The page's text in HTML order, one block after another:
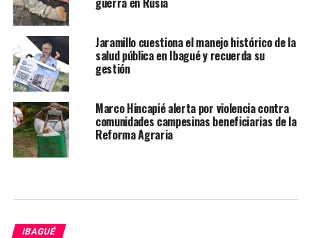
Jaramillo cuestiona el manejo histórico de la
salud pública en Ibagué y recuerda su
gestión
Marco Hincapié alerta por violencia contra
comunidades campesinas beneficiarias de la
Reforma Agraria
IBAGUÉ